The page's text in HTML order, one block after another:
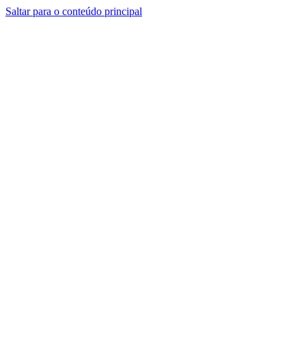
Saltar para o conteúdo principal